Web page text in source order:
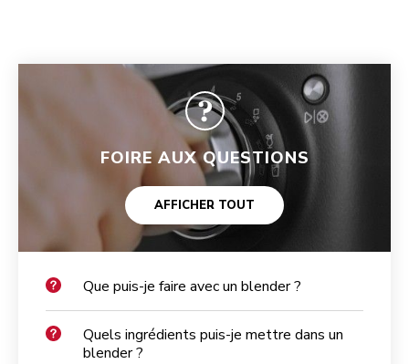
FOIRE AUX QUESTIONS
AFFICHER TOUT
Que puis-je faire avec un blender ?
Quels ingrédients puis-je mettre dans un
blender ?